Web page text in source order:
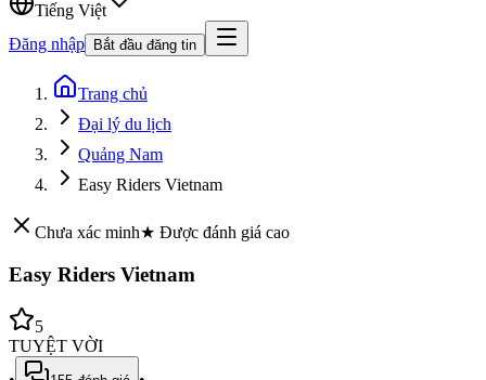
Tiếng Việt
Đăng nhập
Bắt đầu đăng tin
Trang chủ
Đại lý du lịch
Quảng Nam
Easy Riders Vietnam
Chưa xác minh★ Được đánh giá cao
Easy Riders Vietnam
5
TUYỆT VỜI